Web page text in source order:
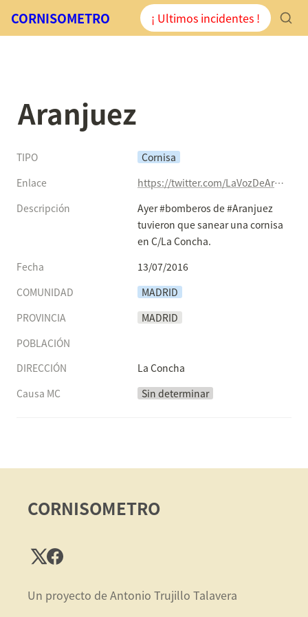
CORNISOMETRO ¡ Ultimos incidentes !
Aranjuez
TIPO
Cornisa
Enlace
https://twitter.com/LaVozDeAranjuez/status/753221990652252160
Descripción
Ayer #bomberos de #Aranjuez
tuvieron que sanear una cornisa
en C/La Concha.
Fecha
13/07/2016
COMUNIDAD
MADRID
PROVINCIA
MADRID
POBLACIÓN
DIRECCIÓN
La Concha
Causa MC
Sin determinar
CORNISOMETRO
Un proyecto de Antonio Trujillo Talavera